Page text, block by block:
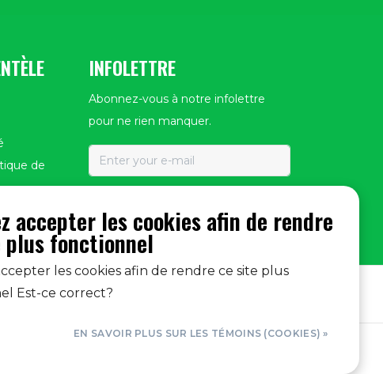
de
INFOLETTRE
Abonnez-vous à notre infolettre
pour ne rien manquer.
accepter les cookies afin de rendre
fonctionnel
les cookies afin de rendre ce site plus
Est-ce correct?
EN SAVOIR PLUS SUR LES TÉMOINS (COOKIES) »